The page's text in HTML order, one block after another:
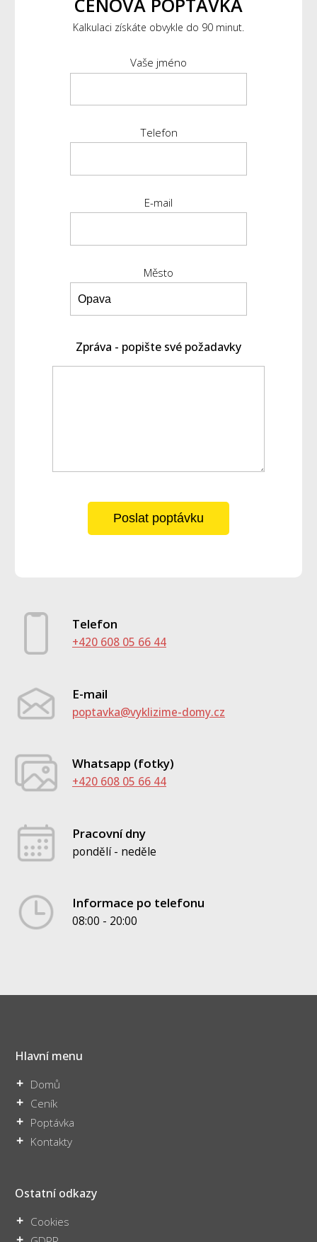
CENOVÁ POPTÁVKA
Kalkulaci získáte obvykle do 90 minut.
Vaše jméno
Telefon
E-mail
Město
Zpráva - popište své požadavky
Poslat poptávku
Telefon
+420 608 05 66 44
E-mail
poptavka@vyklizime-domy.cz
Whatsapp (fotky)
+420 608 05 66 44
Pracovní dny
pondělí - neděle
Informace po telefonu
08:00 - 20:00
Hlavní menu
Domů
Ceník
Poptávka
Kontakty
Ostatní odkazy
Cookies